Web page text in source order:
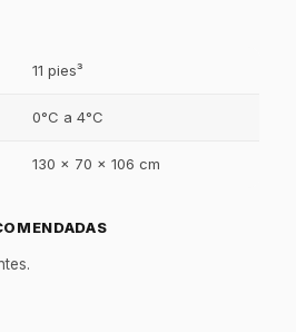
11 pies³
0°C a 4°C
130 x 70 x 106 cm